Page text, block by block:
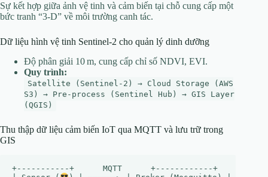
Sự kết hợp giữa ảnh vệ tinh và cảm biến tại chỗ cung cấp một
bức tranh “3‑D” về môi trường canh tác.
Dữ liệu hình vệ tinh Sentinel‑2 cho quản lý dinh dưỡng
Độ phân giải 10 m, cung cấp chỉ số NDVI, EVI.
Quy trình:
Satellite (Sentinel‑2) → Cloud Storage (AWS
S3) → Pre‑process (Sentinel Hub) → GIS Layer
(QGIS)
Thu thập dữ liệu cảm biến IoT qua MQTT và lưu trữ trong
GIS
+-----------+      MQTT      +------------+